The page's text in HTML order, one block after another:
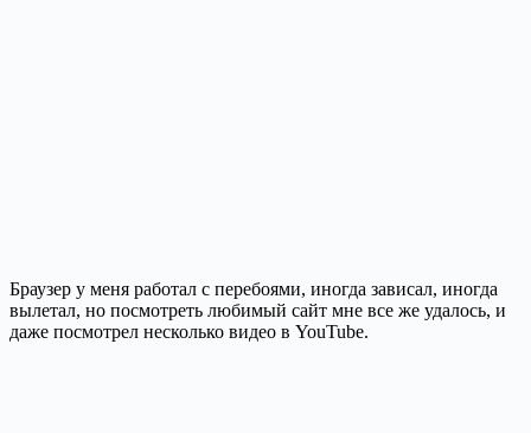
Браузер у меня работал с перебоями, иногда зависал, иногда
вылетал, но посмотреть любимый сайт мне все же удалось, и
даже посмотрел несколько видео в YouTube.